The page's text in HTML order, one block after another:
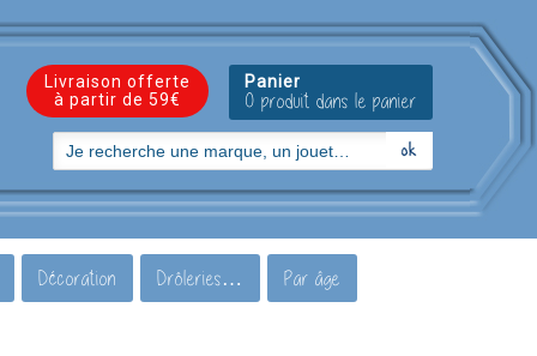
Livraison offerte
à partir de 59€
Panier
0 produit dans le panier
Décoration Drôleries… Par âge